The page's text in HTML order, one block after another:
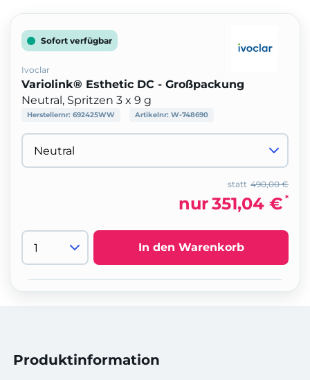
Sofort verfügbar
Ivoclar
Variolink® Esthetic DC - Großpackung
Neutral, Spritzen 3 x 9 g
Herstellernr: 692425WW Artikelnr: W-748690
490,00 €
statt
nur351,04 € *
In den Warenkorb
Produktinformation